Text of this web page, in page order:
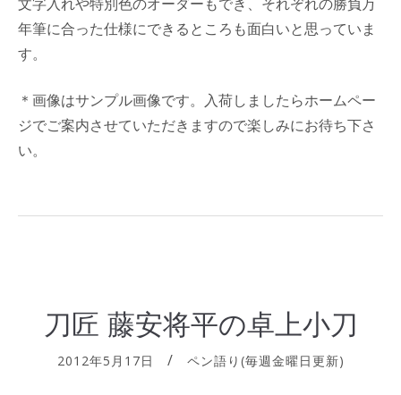
年筆に合った仕様にできるところも面白いと思っていま
す。
＊画像はサンプル画像です。入荷しましたらホームペー
ジでご案内させていただきますので楽しみにお待ち下さ
い。
刀匠 藤安将平の卓上小刀
2012年5月17日 ペン語り(毎週金曜日更新)